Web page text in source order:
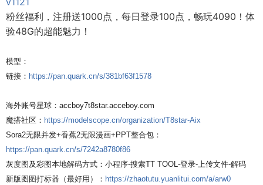
粉丝福利，注册送1000点，每日登录100点，畅玩4090！体
验48G的超能魅力！
模型：
链接： https://pan.quark.cn/s/381bf63f1578
海外账号星球：accboy7t8star.acceboy.com
魔搭社区： https://modelscope.cn/organization/T8star-Aix
Sora2无限并发+香蕉2无限漫画+PPT整合包：
https://pan.quark.cn/s/7242a8780f86
灰度图及彩图本地解码方式：小程序-搜索TT TOOL-登录-上传文件-解码
新版图图打标器（最好用）： https://zhaotutu.yuanlitui.com/a/arw0